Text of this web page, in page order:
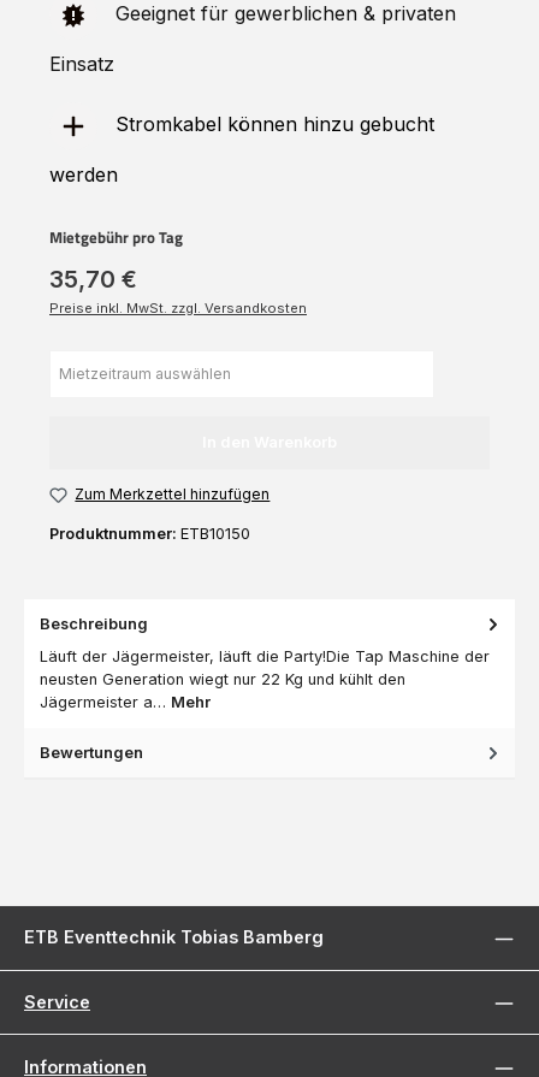
Geeignet für gewerblichen & privaten
Einsatz
Stromkabel können hinzu gebucht
werden
Mietgebühr pro Tag
35,70 €
Preise inkl. MwSt. zzgl. Versandkosten
Zum Merkzettel hinzufügen
Produktnummer: ETB10150
Beschreibung
Läuft der Jägermeister, läuft die Party!Die Tap Maschine der
neusten Generation wiegt nur 22 Kg und kühlt den
Jägermeister a… Mehr
Bewertungen
ETB Eventtechnik Tobias Bamberg
Service
Informationen